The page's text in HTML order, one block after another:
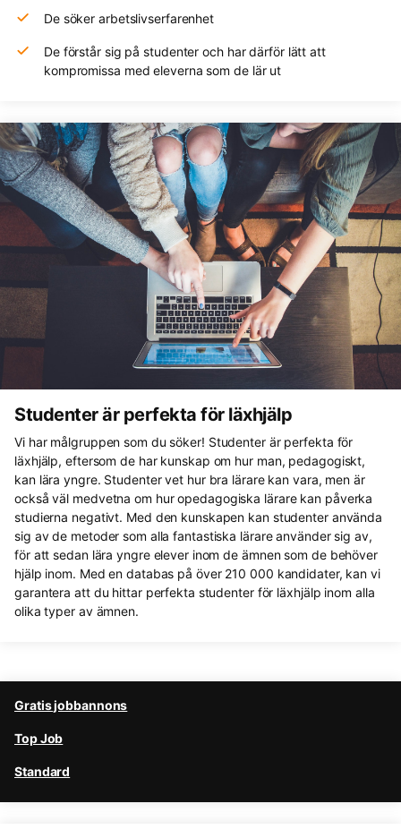
De söker arbetslivserfarenhet
De förstår sig på studenter och har därför lätt att
kompromissa med eleverna som de lär ut
Studenter är perfekta för läxhjälp
Vi har målgruppen som du söker! Studenter är perfekta för
läxhjälp, eftersom de har kunskap om hur man, pedagogiskt,
kan lära yngre. Studenter vet hur bra lärare kan vara, men är
också väl medvetna om hur opedagogiska lärare kan påverka
studierna negativt. Med den kunskapen kan studenter använda
sig av de metoder som alla fantastiska lärare använder sig av,
för att sedan lära yngre elever inom de ämnen som de behöver
hjälp inom. Med en databas på över 210 000 kandidater, kan vi
garantera att du hittar perfekta studenter för läxhjälp inom alla
olika typer av ämnen.
Gratis jobbannons
Top Job
Standard